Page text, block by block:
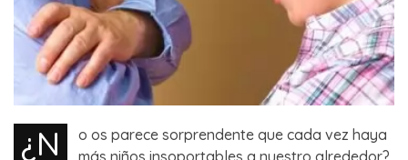
¿N
o os parece sorprendente que cada vez haya
más niños insoportables a nuestro alrededor?